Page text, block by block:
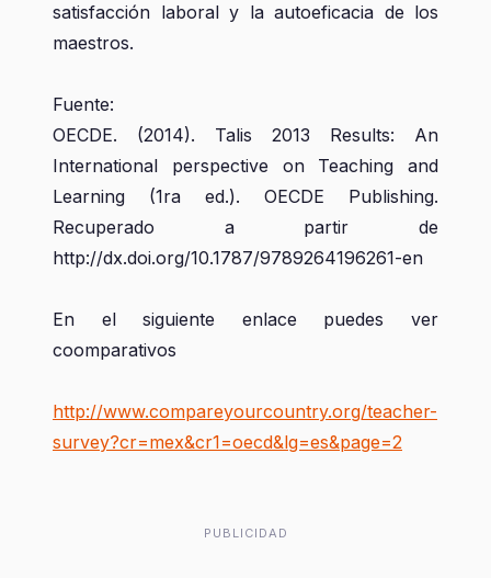
satisfacción laboral y la autoeficacia de los
maestros.
Fuente:
OECDE. (2014). Talis 2013 Results: An
International perspective on Teaching and
Learning (1ra ed.). OECDE Publishing.
Recuperado a partir de
http://dx.doi.org/10.1787/9789264196261-en
En el siguiente enlace puedes ver
coomparativos
http://www.compareyourcountry.org/teacher-
survey?cr=mex&cr1=oecd&lg=es&page=2
PUBLICIDAD